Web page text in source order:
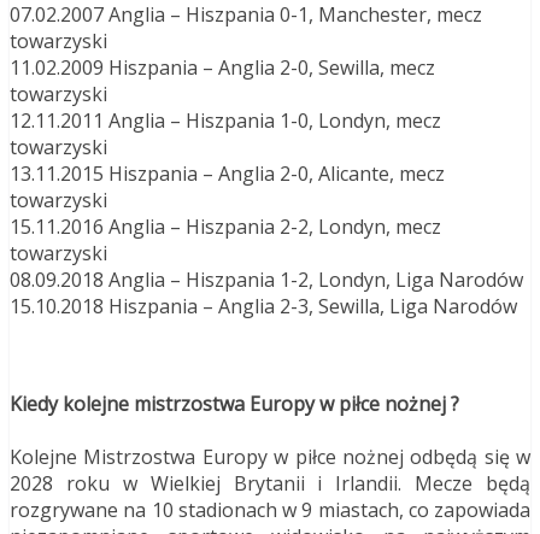
07.02.2007 Anglia – Hiszpania 0-1, Manchester, mecz
towarzyski
11.02.2009 Hiszpania – Anglia 2-0, Sewilla, mecz
towarzyski
12.11.2011 Anglia – Hiszpania 1-0, Londyn, mecz
towarzyski
13.11.2015 Hiszpania – Anglia 2-0, Alicante, mecz
towarzyski
15.11.2016 Anglia – Hiszpania 2-2, Londyn, mecz
towarzyski
08.09.2018 Anglia – Hiszpania 1-2, Londyn, Liga Narodów
15.10.2018 Hiszpania – Anglia 2-3, Sewilla, Liga Narodów
Kiedy kolejne mistrzostwa Europy w piłce nożnej ?
Kolejne Mistrzostwa Europy w piłce nożnej odbędą się w
2028 roku w Wielkiej Brytanii i Irlandii. Mecze będą
rozgrywane na 10 stadionach w 9 miastach, co zapowiada